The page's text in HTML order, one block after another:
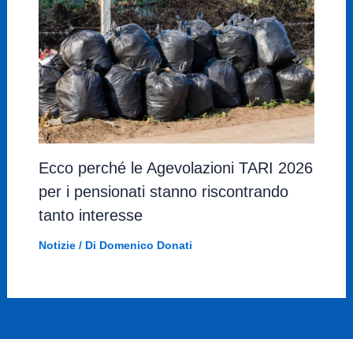
Ecco perché le Agevolazioni TARI 2026
per i pensionati stanno riscontrando
tanto interesse
Notizie/ Di Domenico Donati